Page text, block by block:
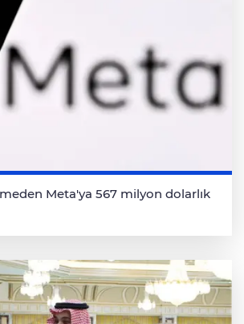
Meta'ya 567 milyon dolarlık